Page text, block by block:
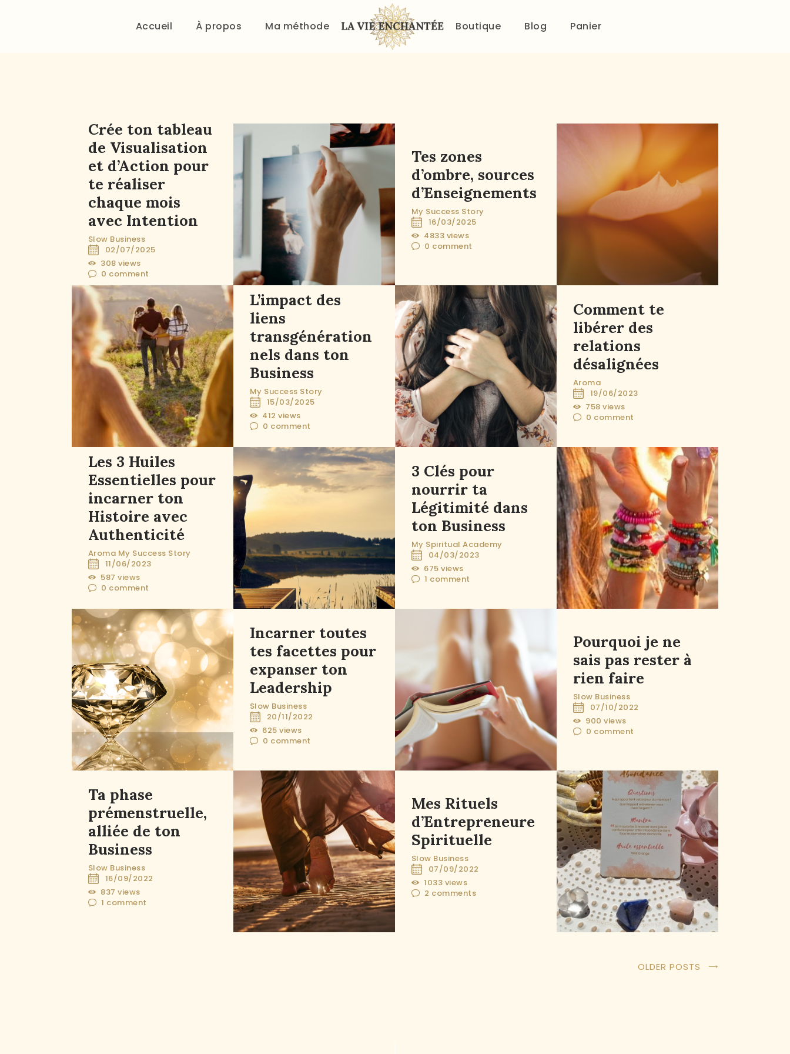
Accueil À propos Ma méthode Boutique Blog Panier
ACCUEIL
BLOG
PANIER
Crée ton tableau
de Visualisation
et d’Action pour
te réaliser
chaque mois
avec Intention
Slow Business
02/07/2025
308 views
0 comment
Tes zones
d’ombre, sources
d’Enseignements
My Success Story
16/03/2025
4833 views
0 comment
L’impact des
liens
transgénération
nels dans ton
Business
My Success Story
15/03/2025
412 views
0 comment
Comment te
libérer des
relations
désalignées
Aroma
19/06/2023
758 views
0 comment
Les 3 Huiles
Essentielles pour
incarner ton
Histoire avec
Authenticité
Aroma My Success Story
11/06/2023
587 views
0 comment
3 Clés pour
nourrir ta
Légitimité dans
ton Business
My Spiritual Academy
04/03/2023
675 views
1 comment
Incarner toutes
tes facettes pour
expanser ton
Leadership
Slow Business
20/11/2022
625 views
0 comment
Pourquoi je ne
sais pas rester à
rien faire
Slow Business
07/10/2022
900 views
0 comment
Ta phase
prémenstruelle,
alliée de ton
Business
Slow Business
16/09/2022
837 views
1 comment
Mes Rituels
d’Entrepreneure
Spirituelle
Slow Business
07/09/2022
1033 views
2 comments
OLDER POSTS